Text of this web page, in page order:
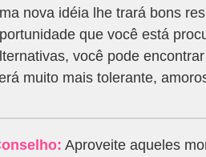
nova idéia lhe trará bons
que você está
você pode
muito mais tolerante,
Aproveite aqueles